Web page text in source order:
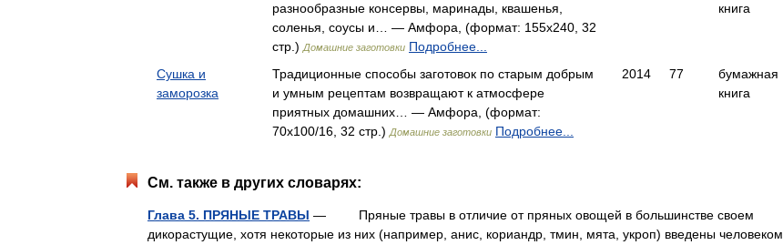
разнообразные консервы, маринады, квашенья,
соленья, соусы и… — Амфора, (формат: 155x240, 32
стр.) Домашние заготовки Подробнее...
книга
Сушка и
заморозка
Традиционные способы заготовок по старым добрым
и умным рецептам возвращают к атмосфере
приятных домашних… — Амфора, (формат:
70x100/16, 32 стр.) Домашние заготовки Подробнее...
2014 77
бумажная
книга
См. также в других словарях:
Глава 5. ПРЯНЫЕ ТРАВЫ — Пряные травы в отличие от пряных овощей в большинстве своем
дикорастущие, хотя некоторые из них (например, анис, кориандр, тмин, мята, укроп) введены человеком